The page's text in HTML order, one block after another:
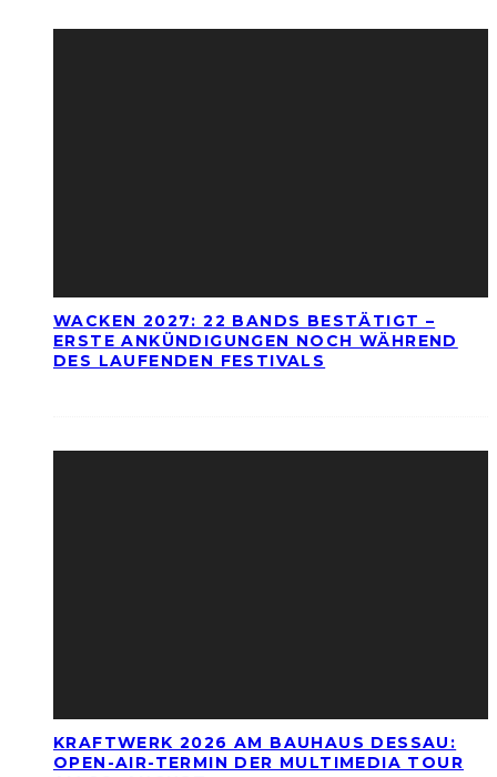
WACKEN 2027: 22 BANDS BESTÄTIGT –
ERSTE ANKÜNDIGUNGEN NOCH WÄHREND
DES LAUFENDEN FESTIVALS
KRAFTWERK 2026 AM BAUHAUS DESSAU:
OPEN-AIR-TERMIN DER MULTIMEDIA TOUR